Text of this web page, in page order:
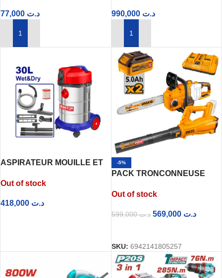
د.ت
AJOUTER AU PANIER
د.ت 990,000
AJOUTER AU PANIER
ASPIRATEUR MOUILLE ET
EVCR1401
Out of stock
د.ت
-5%
PACK TRONCONNEUSE
20v INGCO
Out of stock
د.ت599,000 د.ت 569,000
SKU: 6942141805257